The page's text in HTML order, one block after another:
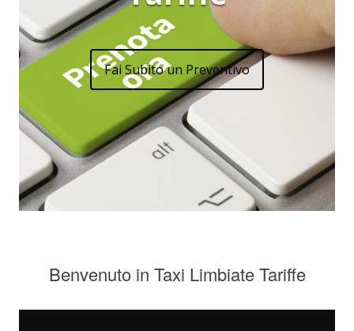
Fai Subito un Preventivo
Benvenuto in Taxi Limbiate Tariffe